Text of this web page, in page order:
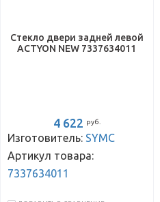
Стекло двери задней левой
ACTYON NEW 7337634011
4 622 руб.
Изготовитель: SYMC
Артикул товара:
7337634011